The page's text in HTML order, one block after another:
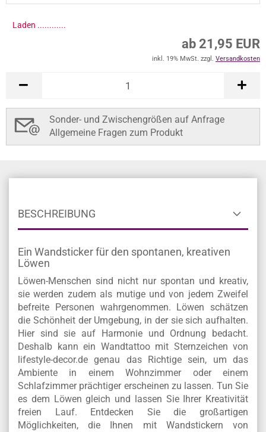
Laden .............
ab 21,95 EUR
inkl. 19% MwSt. zzgl. Versandkosten
Sonder- und Zwischengrößen auf Anfrage
Allgemeine Fragen zum Produkt
BESCHREIBUNG
Ein Wandsticker für den spontanen, kreativen
Löwen
Löwen-Menschen sind nicht nur spontan und kreativ,
sie werden zudem als mutige und von jedem Zweifel
befreite Personen wahrgenommen. Löwen schätzen
die Schönheit der Umgebung, in der sie sich aufhalten.
Hier sind sie auf Harmonie und Ordnung bedacht.
Deshalb kann ein Wandtattoo mit Sternzeichen von
lifestyle-decor.de genau das Richtige sein, um das
Ambiente in einem Wohnzimmer oder einem
Schlafzimmer prächtiger erscheinen zu lassen. Tun Sie
es dem Löwen gleich und lassen Sie Ihrer Kreativität
freien Lauf. Entdecken Sie die großartigen
Möglichkeiten, die Ihnen mit Wandstickern von